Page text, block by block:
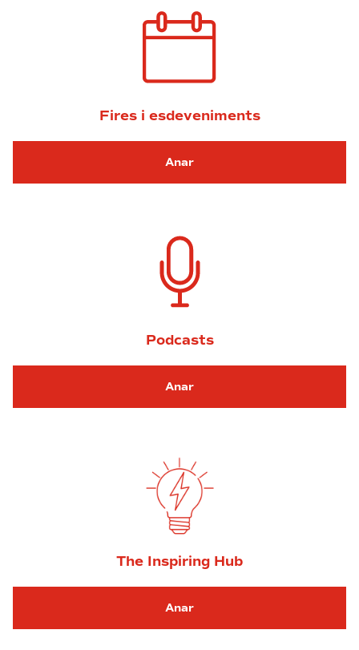
Fires i esdeveniments
Anar
Podcasts
Anar
The Inspiring Hub
Anar